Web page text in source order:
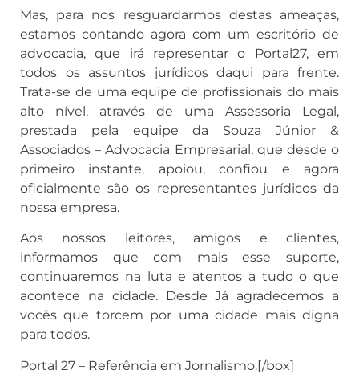
Mas, para nos resguardarmos destas ameaças,
estamos contando agora com um escritório de
advocacia, que irá representar o Portal27, em
todos os assuntos jurídicos daqui para frente.
Trata-se de uma equipe de profissionais do mais
alto nível, através de uma Assessoria Legal,
prestada pela equipe da Souza Júnior &
Associados – Advocacia Empresarial, que desde o
primeiro instante, apoiou, confiou e agora
oficialmente são os representantes jurídicos da
nossa empresa.
Aos nossos leitores, amigos e clientes,
informamos que com mais esse suporte,
continuaremos na luta e atentos a tudo o que
acontece na cidade. Desde Já agradecemos a
vocês que torcem por uma cidade mais digna
para todos.
Portal 27 – Referência em Jornalismo.[/box]